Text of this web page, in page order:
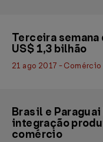
Terceira
US$ 1,3 bilhão
21 ago 2017 -
Brasil e
integração
comércio